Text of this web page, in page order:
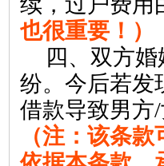
也很重要！）
四、双方
纷。今后若发
借款导致男方/
（注：该条